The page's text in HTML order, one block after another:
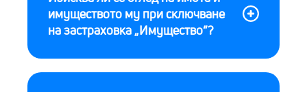
имуществото му при сключване
на застраховка „Имущество“?